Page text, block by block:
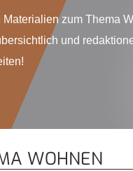
zum Thema
und
WOHNEN